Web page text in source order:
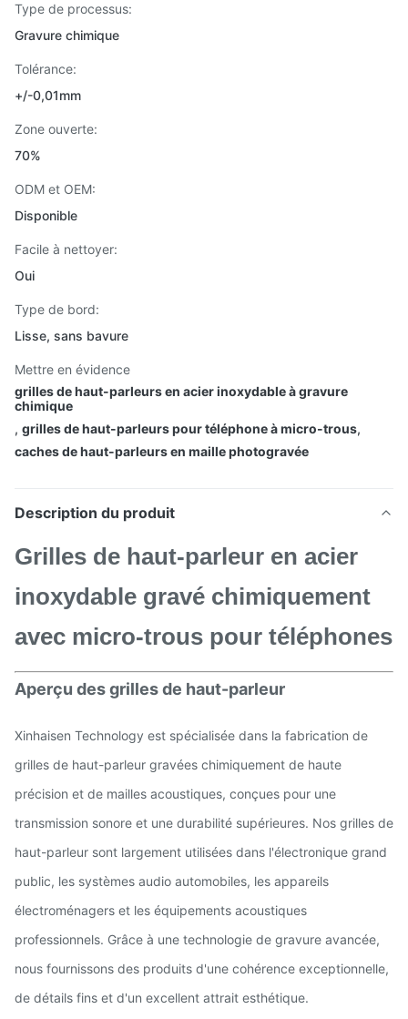
Type de processus:
Gravure chimique
Tolérance:
+/-0,01mm
Zone ouverte:
70%
ODM et OEM:
Disponible
Facile à nettoyer:
Oui
Type de bord:
Lisse, sans bavure
Mettre en évidence
grilles de haut-parleurs en acier inoxydable à gravure
chimique
, grilles de haut-parleurs pour téléphone à micro-trous,
caches de haut-parleurs en maille photogravée
Description du produit
Grilles de haut-parleur en acier
inoxydable gravé chimiquement
avec micro-trous pour téléphones
Aperçu des grilles de haut-parleur
Xinhaisen Technology est spécialisée dans la fabrication de
grilles de haut-parleur gravées chimiquement de haute
précision et de mailles acoustiques, conçues pour une
transmission sonore et une durabilité supérieures. Nos grilles de
haut-parleur sont largement utilisées dans l'électronique grand
public, les systèmes audio automobiles, les appareils
électroménagers et les équipements acoustiques
professionnels. Grâce à une technologie de gravure avancée,
nous fournissons des produits d'une cohérence exceptionnelle,
de détails fins et d'un excellent attrait esthétique.